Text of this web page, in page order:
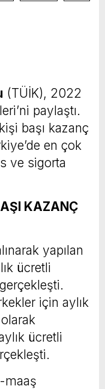
(TÜİK), 2022
paylaştı.
başı kazanç
en çok
ve sigorta
KAZANÇ
yapılan
ücretli
için aylık
ücretli
maaş